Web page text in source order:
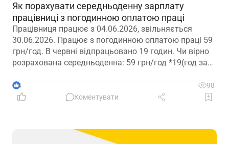
Як порахувати середньоденну зарплату
працівниці з погодинною оплатою праці
Працівниця працює з 04.06.2026, звільняється
30.06.2026. Працює з погодинною оплатою праці 59
грн/год. В червні відпрацьовано 19 годин. Чи вірно
розрахована середньоденна: 59 грн/год *19(год за
4
98
Коментувати